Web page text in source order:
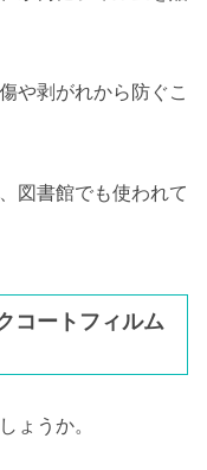
や剥がれから防ぐこ
図書館でも使われて
コートフィルム
ょうか。